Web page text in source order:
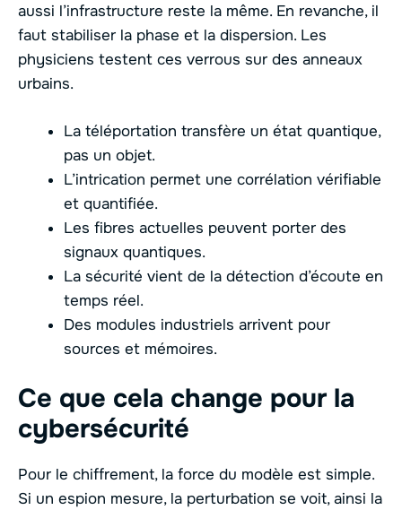
aussi l’infrastructure reste la même. En revanche, il
faut stabiliser la phase et la dispersion. Les
physiciens testent ces verrous sur des anneaux
urbains.
La téléportation transfère un état quantique,
pas un objet.
L’intrication permet une corrélation vérifiable
et quantifiée.
Les fibres actuelles peuvent porter des
signaux quantiques.
La sécurité vient de la détection d’écoute en
temps réel.
Des modules industriels arrivent pour
sources et mémoires.
Ce que cela change pour la
cybersécurité
Pour le chiffrement, la force du modèle est simple.
Si un espion mesure, la perturbation se voit, ainsi la